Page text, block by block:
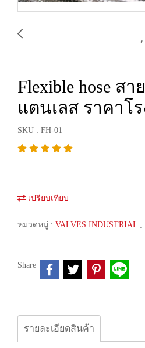
Flexible hose ส
แตนเลส ราคาโ
SKU : FH-01
เปรียบเทียบ
หมวดหมู่ : VALVES INDUSTRIAL ,
Share
รายละเอียดสินค้า